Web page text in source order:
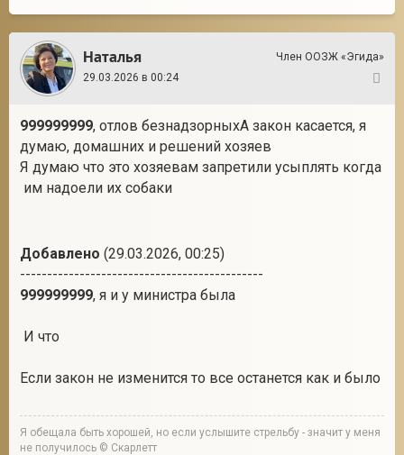
Наталья
Член ООЗЖ «Эгида»
29.03.2026 в 00:24
999999999, отлов безнадзорныхА закон касается, я
думаю, домашних и решений хозяев
Я думаю что это хозяевам запретили усыплять когда
им надоели их собаки
Добавлено (29.03.2026, 00:25)
---------------------------------------------
999999999, я и у министра была
И что
Если закон не изменится то все останется как и было
Я обещала быть хорошей, но если услышите стрельбу - значит у меня
не получилось © Скарлетт